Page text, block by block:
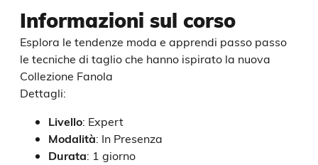
Informazioni sul corso
Esplora le tendenze moda e apprendi passo passo
le tecniche di taglio che hanno ispirato la nuova
Collezione Fanola
Dettagli:
Livello: Expert
Modalità: In Presenza
Durata: 1 giorno